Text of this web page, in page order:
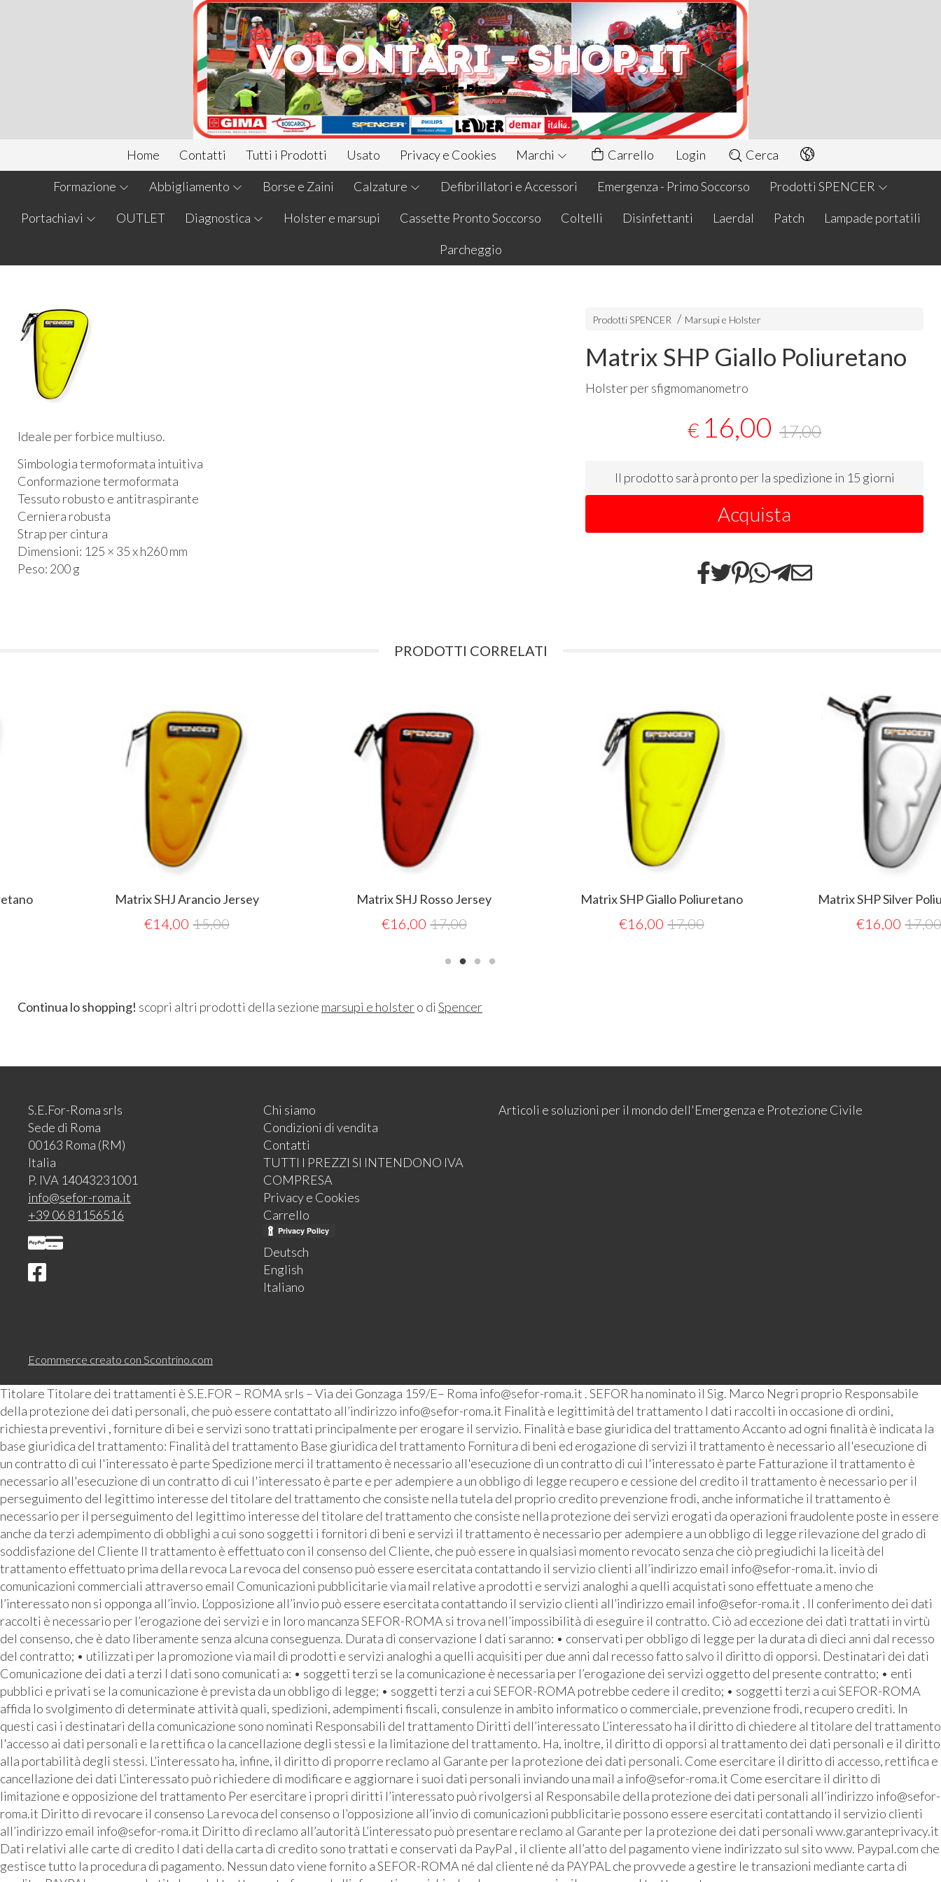
Home Contatti Tutti i Prodotti Usato Privacy e Cookies Marchi Carrello Login Cerca
Formazione Abbigliamento Borse e Zaini Calzature Defibrillatori e Accessori Emergenza - Primo Soccorso Prodotti SPENCER
Portachiavi OUTLET Diagnostica Holster e marsupi Cassette Pronto Soccorso Coltelli Disinfettanti Laerdal Patch Lampade portatili
Parcheggio
Ideale per forbice multiuso.
Simbologia termoformata intuitiva
Conformazione termoformata
Tessuto robusto e antitraspirante
Cerniera robusta
Strap per cintura
Dimensioni: 125 × 35 x h260 mm
Peso: 200 g
Prodotti SPENCER Marsupi e Holster
Matrix SHP Giallo Poliuretano
Holster per sfigmomanometro
€ 16,00 17,00
Il prodotto sarà pronto per la spedizione in 15 giorni
Acquista
PRODOTTI CORRELATI
Matrix SHJ Arancio Jersey
15,00
Matrix SHJ Rosso Jersey
17,00
Matrix SHP Giallo Poliuretano
17,00
Matrix SHP Silver Poliuretano
17,00
Continua lo shopping! scopri altri prodotti della sezione marsupi e holstero di Spencer
S.E.For-Roma srls
Sede di Roma
00163 Roma (RM)
Italia
P. IVA 14043231001
info@sefor-roma.it
+39 06 81156516
Chi siamo
Condizioni di vendita
Contatti
TUTTI I PREZZI SI INTENDONO IVA
COMPRESA
Privacy e Cookies
Carrello
Deutsch
English
Italiano
Articoli e soluzioni per il mondo dell'Emergenza e Protezione Civile
Ecommerce creato con Scontrino.com
Titolare Titolare dei trattamenti è S.E.FOR – ROMA srls – Via dei Gonzaga 159/E– Roma info@sefor-roma.it . SEFOR ha nominato il Sig. Marco Negri proprio Responsabile
della protezione dei dati personali, che può essere contattato all’indirizzo info@sefor-roma.it Finalità e legittimità del trattamento I dati raccolti in occasione di ordini,
richiesta preventivi , forniture di bei e servizi sono trattati principalmente per erogare il servizio. Finalità e base giuridica del trattamento Accanto ad ogni finalità è indicata la
base giuridica del trattamento: Finalità del trattamento Base giuridica del trattamento Fornitura di beni ed erogazione di servizi il trattamento è necessario all'esecuzione di
un contratto di cui l'interessato è parte Spedizione merci il trattamento è necessario all'esecuzione di un contratto di cui l'interessato è parte Fatturazione il trattamento è
necessario all'esecuzione di un contratto di cui l'interessato è parte e per adempiere a un obbligo di legge recupero e cessione del credito il trattamento è necessario per il
perseguimento del legittimo interesse del titolare del trattamento che consiste nella tutela del proprio credito prevenzione frodi, anche informatiche il trattamento è
necessario per il perseguimento del legittimo interesse del titolare del trattamento che consiste nella protezione dei servizi erogati da operazioni fraudolente poste in essere
anche da terzi adempimento di obblighi a cui sono soggetti i fornitori di beni e servizi il trattamento è necessario per adempiere a un obbligo di legge rilevazione del grado di
soddisfazione del Cliente Il trattamento è effettuato con il consenso del Cliente, che può essere in qualsiasi momento revocato senza che ciò pregiudichi la liceità del
trattamento effettuato prima della revoca La revoca del consenso può essere esercitata contattando il servizio clienti all’indirizzo email info@sefor-roma.it. invio di
comunicazioni commerciali attraverso email Comunicazioni pubblicitarie via mail relative a prodotti e servizi analoghi a quelli acquistati sono effettuate a meno che
l’interessato non si opponga all’invio. L’opposizione all’invio può essere esercitata contattando il servizio clienti all’indirizzo email info@sefor-roma.it . Il conferimento dei dati
raccolti è necessario per l’erogazione dei servizi e in loro mancanza SEFOR-ROMA si trova nell’impossibilità di eseguire il contratto. Ciò ad eccezione dei dati trattati in virtù
del consenso, che è dato liberamente senza alcuna conseguenza. Durata di conservazione I dati saranno: • conservati per obbligo di legge per la durata di dieci anni dal recesso
del contratto; • utilizzati per la promozione via mail di prodotti e servizi analoghi a quelli acquisiti per due anni dal recesso fatto salvo il diritto di opporsi. Destinatari dei dati
Comunicazione dei dati a terzi I dati sono comunicati a: • soggetti terzi se la comunicazione è necessaria per l’erogazione dei servizi oggetto del presente contratto; • enti
pubblici e privati se la comunicazione è prevista da un obbligo di legge; • soggetti terzi a cui SEFOR-ROMA potrebbe cedere il credito; • soggetti terzi a cui SEFOR-ROMA
affida lo svolgimento di determinate attività quali, spedizioni, adempimenti fiscali, consulenze in ambito informatico o commerciale, prevenzione frodi, recupero crediti. In
questi casi i destinatari della comunicazione sono nominati Responsabili del trattamento Diritti dell’interessato L’interessato ha il diritto di chiedere al titolare del trattamento
l'accesso ai dati personali e la rettifica o la cancellazione degli stessi e la limitazione del trattamento. Ha, inoltre, il diritto di opporsi al trattamento dei dati personali e il diritto
alla portabilità degli stessi. L’interessato ha, infine, il diritto di proporre reclamo al Garante per la protezione dei dati personali. Come esercitare il diritto di accesso, rettifica e
cancellazione dei dati L’interessato può richiedere di modificare e aggiornare i suoi dati personali inviando una mail a info@sefor-roma.it Come esercitare il diritto di
limitazione e opposizione del trattamento Per esercitare i propri diritti l’interessato può rivolgersi al Responsabile della protezione dei dati personali all’indirizzo info@sefor-
roma.it Diritto di revocare il consenso La revoca del consenso o l’opposizione all’invio di comunicazioni pubblicitarie possono essere esercitati contattando il servizio clienti
all’indirizzo email info@sefor-roma.it Diritto di reclamo all’autorità L’interessato può presentare reclamo al Garante per la protezione dei dati personali www.garanteprivacy.it
Dati relativi alle carte di credito I dati della carta di credito sono trattati e conservati da PayPal , il cliente all’atto del pagamento viene indirizzato sul sito www. Paypal.com che
gestisce tutto la procedura di pagamento. Nessun dato viene fornito a SEFOR-ROMA né dal cliente né da PAYPAL che provvede a gestire le transazioni mediante carta di